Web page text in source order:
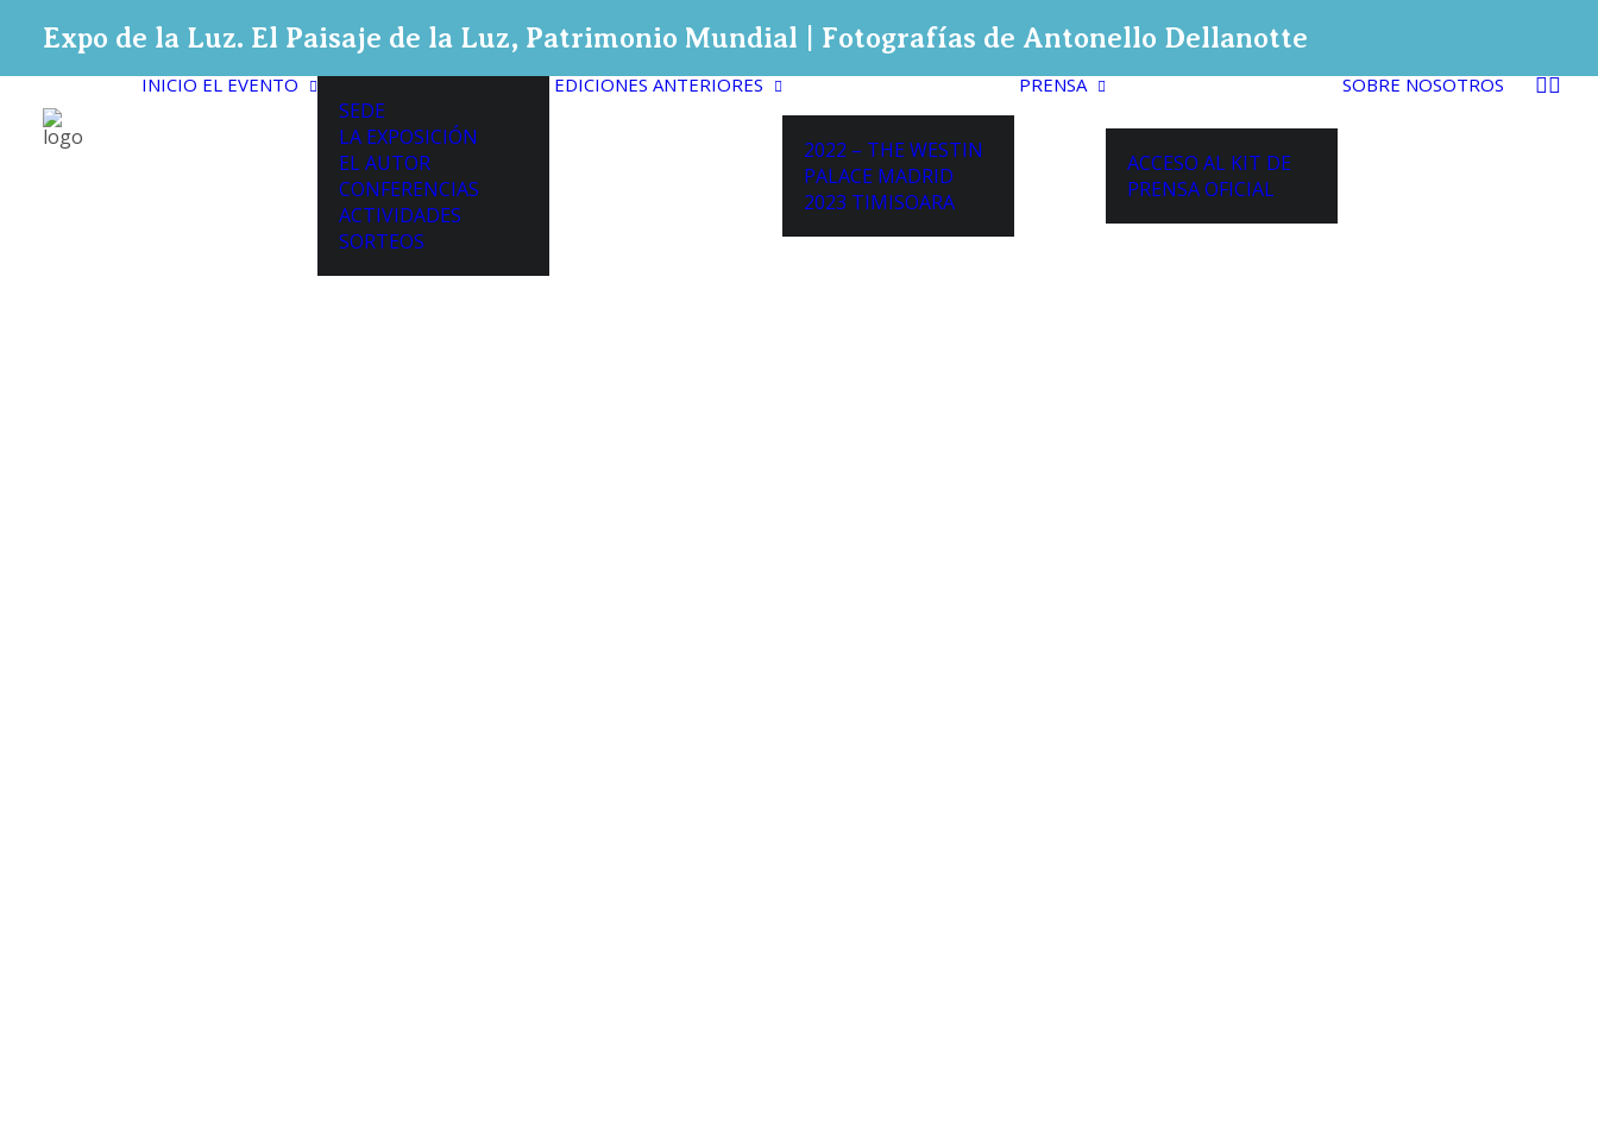
Expo de la Luz. El Paisaje de la Luz, Patrimonio Mundial | Fotografías de Antonello Dellanotte
INICIO EL EVENTO
SEDE
LA EXPOSICIÓN
EL AUTOR
CONFERENCIAS
ACTIVIDADES
SORTEOS
EDICIONES ANTERIORES
2022 – THE WESTIN
PALACE MADRID
2023 TIMISOARA
PRENSA
ACCESO AL KIT DE
PRENSA OFICIAL
SOBRE NOSOTROS